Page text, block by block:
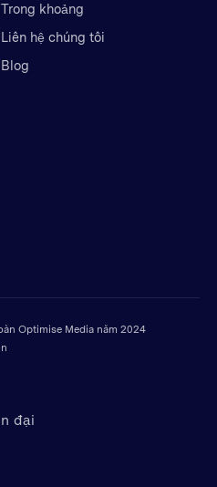
Trong khoảng
Liên hệ chúng tôi
Blog
Optimise Media năm 2024
đại